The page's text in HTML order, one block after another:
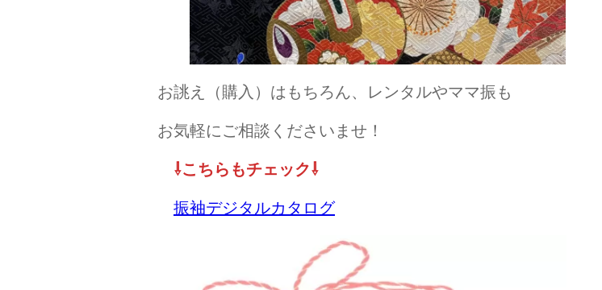
お誂え（購入）はもちろん、レンタルやママ振も
お気軽にご相談くださいませ！
⇩こちらもチェック⇩
振袖デジタルカタログ